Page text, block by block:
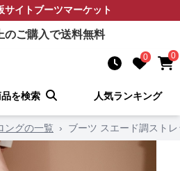
サイトブーツマーケット
のご購入で送料無料
0 0
を検索 人気ランキング
ングの一覧 › ブーツ スエード調スト